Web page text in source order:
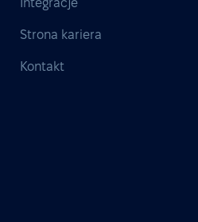
Integracje
Strona kariera
Kontakt